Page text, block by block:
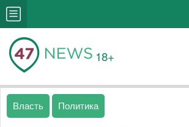
18+
Власть Политика